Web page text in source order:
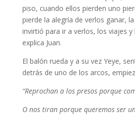
piso, cuando ellos pierden uno
pierde la alegría de verlos ganar,
invirtió para ir a verlos, los viajes y
explica Juan.
El balón rueda y a su vez Yeye,
detrás de uno de los arcos,
“Reprochan a los presos porque
O nos tiran porque queremos ser